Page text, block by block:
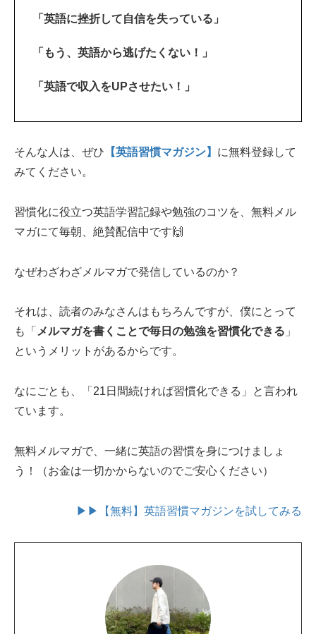
「英語に挫折して自信を失っている」
「もう、英語から逃げたくない！」
「英語で収入をUPさせたい！」
そんな人は、ぜひ 【英語習慣マガジン】 に無料登録して
みてください。
習慣化に役立つ英語学習記録や勉強のコツを、無料メル
マガにて毎朝、絶賛配信中です🙌
なぜわざわざメルマガで発信しているのか？
それは、読者のみなさんはもちろんですが、僕にとって
も「 メルマガを書くことで毎日の勉強を習慣化できる 」
というメリットがあるからです。
なにごとも、「21日間続ければ習慣化できる」と言われ
ています。
無料メルマガで、一緒に英語の習慣を身につけましょ
う！（お金は一切かからないのでご安心ください）
▶▶【無料】英語習慣マガジンを試してみる